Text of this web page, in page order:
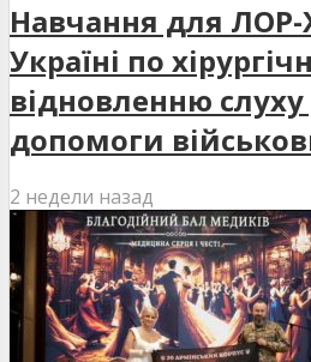
Навчання для ЛОР-
Україні по
відновленню
допомоги
2 недели назад